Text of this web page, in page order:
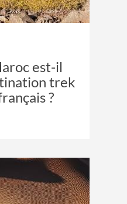
est-il
trek
?